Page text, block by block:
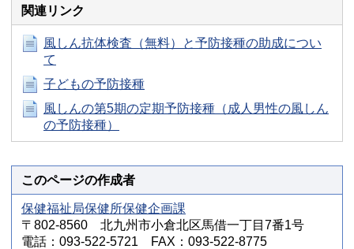
関連リンク
風しん抗体検査（無料）と予防接種の助成につい
て
子どもの予防接種
風しんの第5期の定期予防接種（成人男性の風しん
の予防接種）
このページの作成者
保健福祉局保健所保健企画課
〒802-8560 北九州市小倉北区馬借一丁目7番1号
電話：093-522-5721 FAX：093-522-8775